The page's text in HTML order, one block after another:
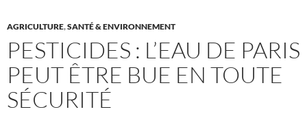
AGRICULTURE,SANTÉ & ENVIRONNEMENT
PESTICIDES : L’EAU DE PARIS
PEUT ÊTRE BUE EN TOUTE
SÉCURITÉ